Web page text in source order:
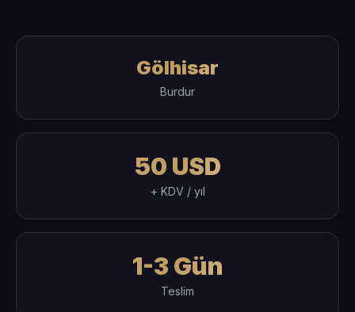
Gölhisar
Burdur
50 USD
+ KDV / yıl
1-3 Gün
Teslim